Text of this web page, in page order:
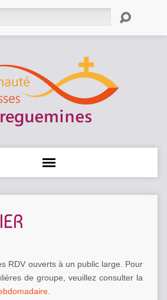
RDV ouverts à un public large. Pour
de groupe, veuillez consulter la
.